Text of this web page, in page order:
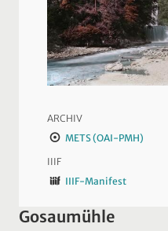
ARCHIV
METS (OAI-PMH)
IIIF
IIIF-Manifest
Gosaumühle